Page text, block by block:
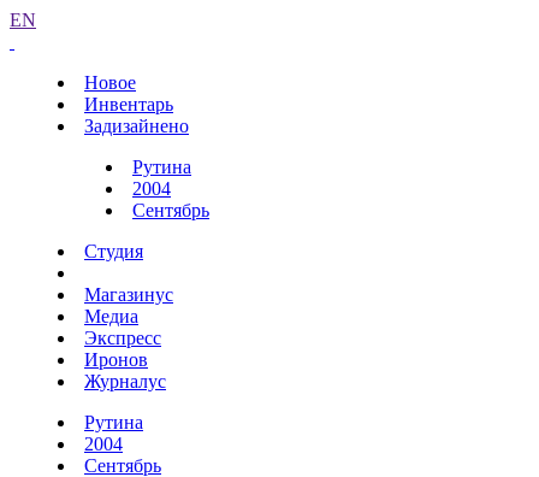
EN
Новое
Инвентарь
Задизайнено
Рутина
2004
Сентябрь
Студия
Магазинус
Медиа
Экспресс
Иронов
Журналус
Рутина
2004
Сентябрь